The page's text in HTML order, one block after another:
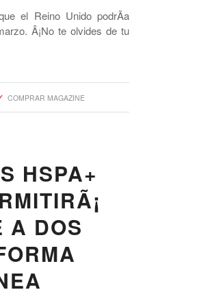
el Reino Unido podrÃ­a
Â¡No te olvides de tu
COMPRAR MAGAZINE
HSPA+
A DOS